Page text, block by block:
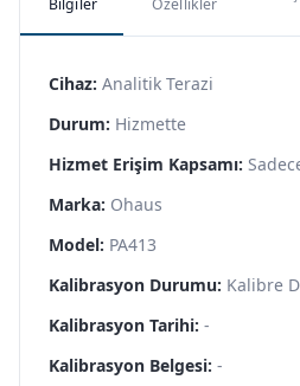
Cihaz: Analitik Terazi
Durum: Hizmette
Hizmet Erişim Kapsamı:
Marka: Ohaus
Model: PA413
Kalibrasyon Durumu: Kalibre
Kalibrasyon Tarihi: -
Kalibrasyon Belgesi: -